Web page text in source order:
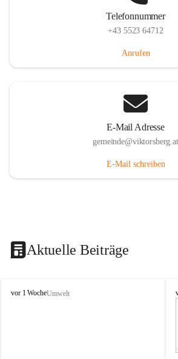
Telefonnummer
+43 5523 64712
Anrufen
E-Mail Adresse
gemeinde@viktorsberg.at
E-Mail schreiben
Aktuelle Beiträge
V
vor 1 WocheUmwelt